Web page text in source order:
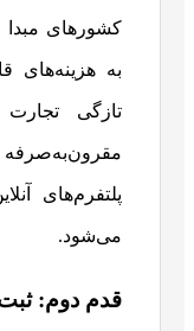
کشورهای مبدا
به هزینه‌های
تازگی
مقرون‌به‌صرفه
پلتفرم‌های
می‌شود.
قدم دوم: